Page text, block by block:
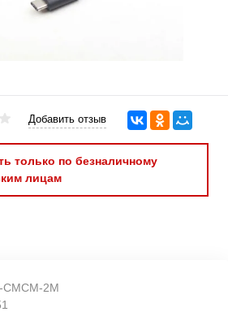
Добавить отзыв
только по безналичному
лицам
CMCM-2M